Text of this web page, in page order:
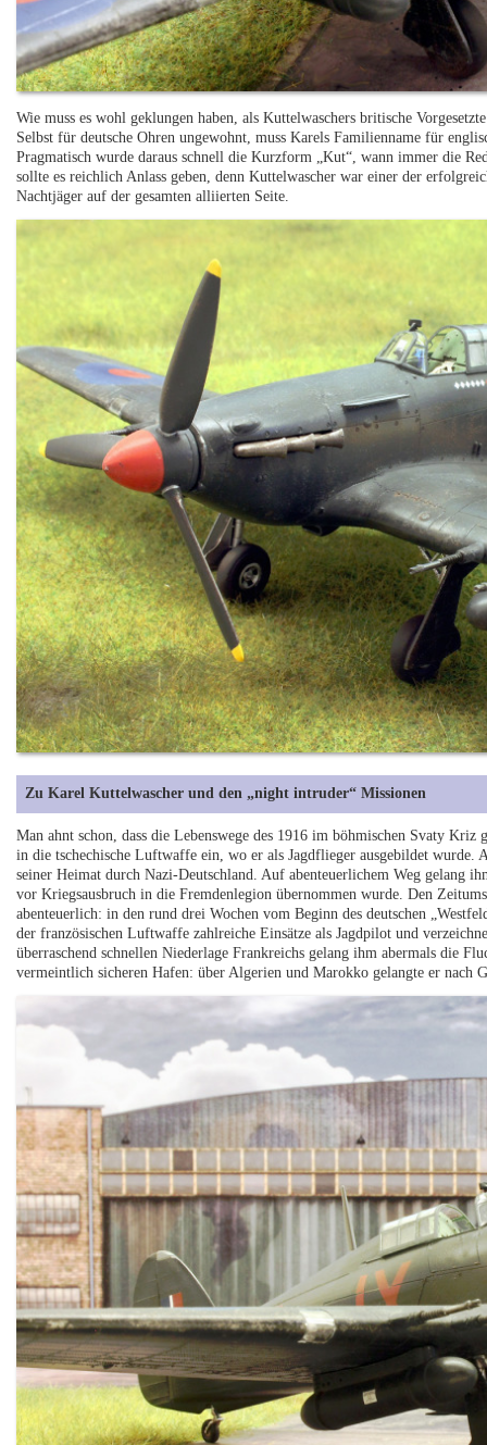
Wie muss es wohl geklungen haben, als Kuttelwaschers britische
Selbst für deutsche Ohren ungewohnt, muss Karels Familienname für
Pragmatisch wurde daraus schnell die Kurzform „Kut“, wann immer die
sollte es reichlich Anlass geben, denn Kuttelwascher war einer der
Nachtjäger auf der gesamten alliierten Seite.
Zu Karel Kuttelwascher und den „night intruder“ Missionen
Man ahnt schon, dass die Lebenswege des 1916 im böhmischen Svaty
in die tschechische Luftwaffe ein, wo er als Jagdflieger ausgebildet
seiner Heimat durch Nazi-Deutschland. Auf abenteuerlichem Weg gelang
vor Kriegsausbruch in die Fremdenlegion übernommen wurde. Den
abenteuerlich: in den rund drei Wochen vom Beginn des deutschen
der französischen Luftwaffe zahlreiche Einsätze als Jagdpilot und
überraschend schnellen Niederlage Frankreichs gelang ihm abermals die
vermeintlich sicheren Hafen: über Algerien und Marokko gelangte er nach